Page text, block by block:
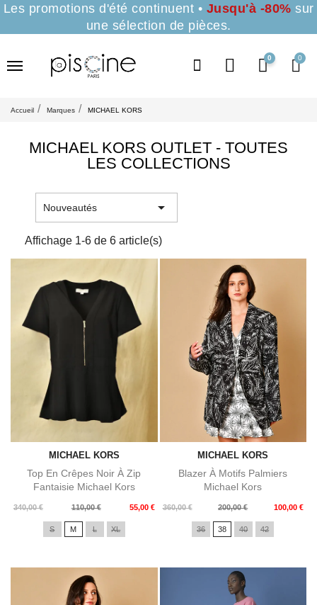
Les promotions d'été continuent • Jusqu'à -80% sur
une sélection de pièces.
0
Accueil Marques MICHAEL KORS
MICHAEL KORS OUTLET - TOUTES
LES COLLECTIONS
Nouveautés 
Affichage 1-6 de 6 article(s)
MICHAEL KORS
Top En Crêpes Noir À Zip
Fantaisie Michael Kors
340,00 €
Prix
110,00 € 55,00 €
Prix
S M L XL
MICHAEL KORS
Blazer À Motifs Palmiers
Michael Kors
360,00 €
Prix
200,00 € 100,00 €
Prix
36 38 40 42